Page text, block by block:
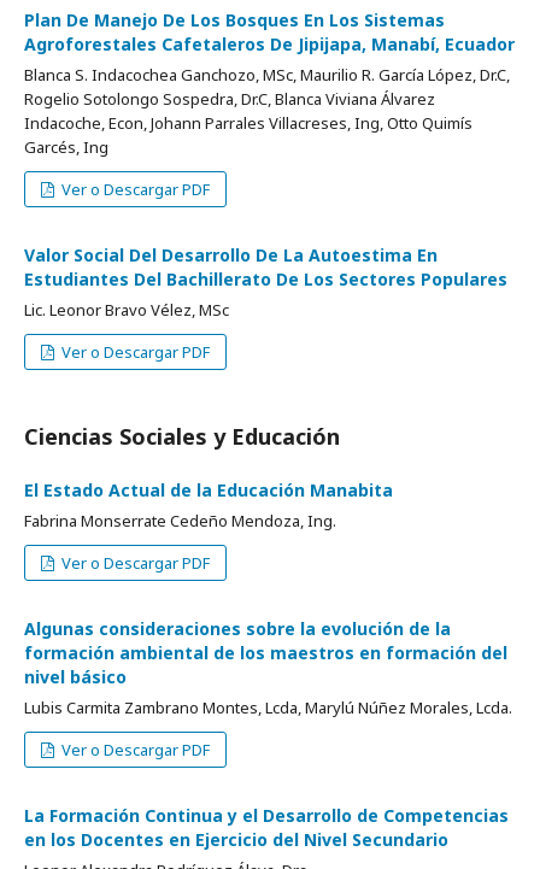
Plan De Manejo De Los Bosques En Los Sistemas
Agroforestales Cafetaleros De Jipijapa, Manabí, Ecuador
Blanca S. Indacochea Ganchozo, MSc, Maurilio R. García López, Dr.C,
Rogelio Sotolongo Sospedra, Dr.C, Blanca Viviana Álvarez
Indacoche, Econ, Johann Parrales Villacreses, Ing, Otto Quimís
Garcés, Ing
Ver o Descargar PDF
Valor Social Del Desarrollo De La Autoestima En
Estudiantes Del Bachillerato De Los Sectores Populares
Lic. Leonor Bravo Vélez, MSc
Ver o Descargar PDF
Ciencias Sociales y Educación
El Estado Actual de la Educación Manabita
Fabrina Monserrate Cedeño Mendoza, Ing.
Ver o Descargar PDF
Algunas consideraciones sobre la evolución de la
formación ambiental de los maestros en formación del
nivel básico
Lubis Carmita Zambrano Montes, Lcda, Marylú Núñez Morales, Lcda.
Ver o Descargar PDF
La Formación Continua y el Desarrollo de Competencias
en los Docentes en Ejercicio del Nivel Secundario